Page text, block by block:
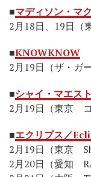
■マディソン・マ
2月18日、19日（
■KNOWKNOW
2月19日⁠（ザ・ガ
■シャイ・マエス
2月19日（東京 コ
■エクリプス／
2月19日（東京
2月20日（愛知